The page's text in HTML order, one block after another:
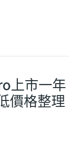
上市一年
價格整理